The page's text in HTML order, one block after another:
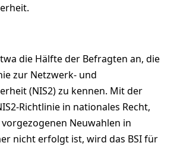
die Hälfte der Befragten an, die
zur Netzwerk- und
(NIS2) zu kennen. Mit der
Richtlinie in nationales Recht,
Neuwahlen in
nicht erfolgt ist, wird das BSI für